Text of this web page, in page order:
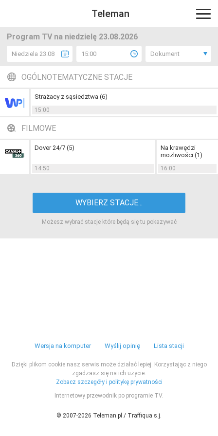
Teleman
Program TV na niedzielę 23.08.2026
Niedziela 23.08 15:00 Dokument
OGÓLNOTEMATYCZNE STACJE
Strażacy z sąsiedztwa (6)
15:00
FILMOWE
Dover 24/7 (5)
14:50
Na krawędzi
możliwości (1)
16:00
WYBIERZ STACJE...
Możesz wybrać stacje które będą się tu pokazywać
Wersja na komputer Wyślij opinię Lista stacji
Dzięki plikom cookie nasz serwis może działać lepiej. Korzystając z niego
zgadzasz się na ich użycie.
Zobacz szczegóły i politykę prywatności
Internetowy przewodnik po programie TV.
© 2007-2026 Teleman.pl / Traffiqua s.j.